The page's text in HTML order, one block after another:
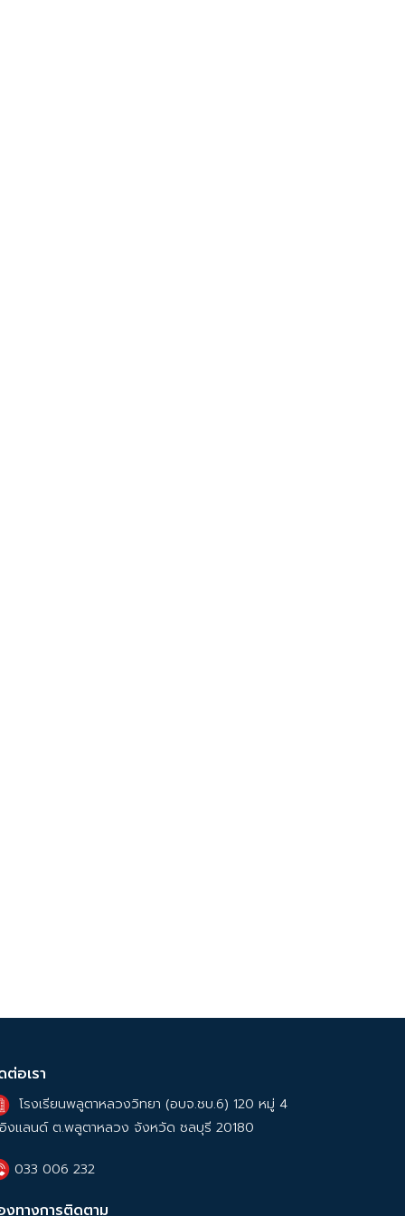
ต่อเรา
โรงเรียนพลูตาหลวงวิทยา (อบจ.ชบ.6) 120 หมู่ 4
งแลนด์ ต.พลูตาหลวง จังหวัด ชลบุรี 20180
033 006 232
งทางการติดตาม